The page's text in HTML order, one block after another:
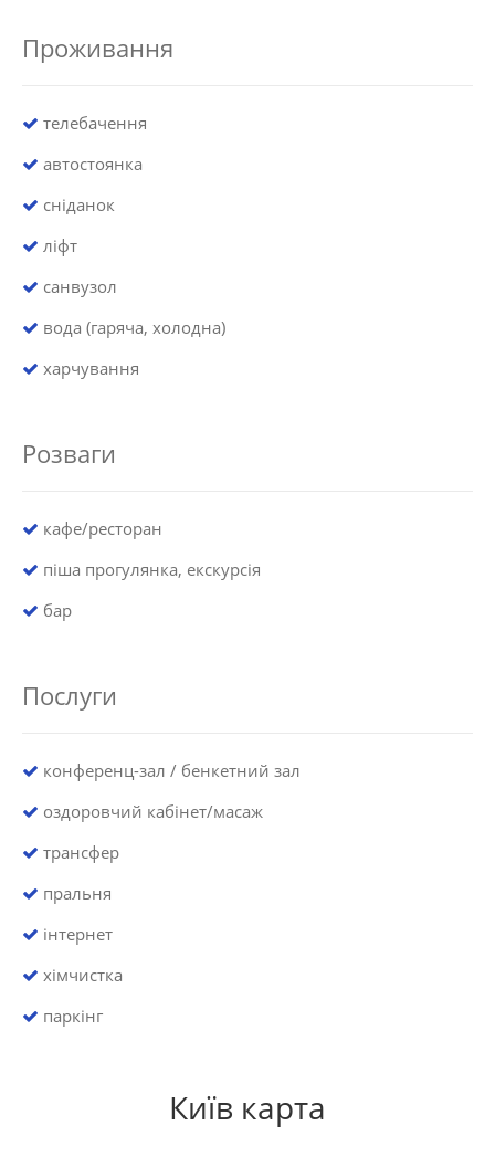
Проживання
телебачення
автостоянка
сніданок
ліфт
санвузол
вода (гаряча, холодна)
харчування
Розваги
кафе/ресторан
піша прогулянка, екскурсія
бар
Послуги
конференц-зал / бенкетний зал
оздоровчий кабінет/масаж
трансфер
пральня
інтернет
хімчистка
паркінг
Київ карта